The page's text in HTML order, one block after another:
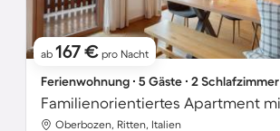
ab 167 € pro Nacht
Ferienwohnung ∙ 5 Gäste ∙ 2 Schlafzimmer
Oberbozen, Ritten, Italien